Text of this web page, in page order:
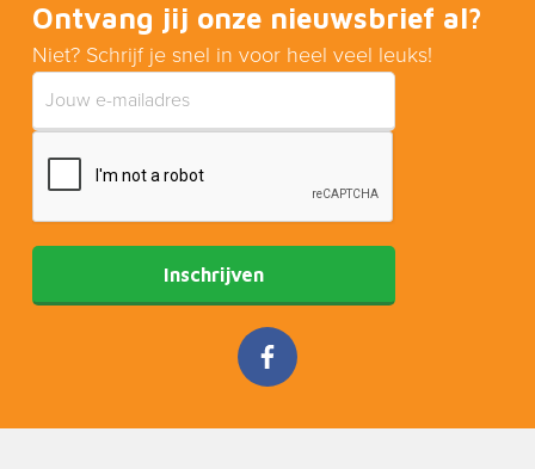
Ontvang jij onze nieuwsbrief al?
Niet? Schrijf je snel in voor heel veel leuks!
Inschrijven